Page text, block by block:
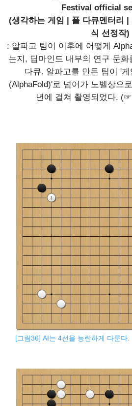
Festival official
(생각하는 게임 | 풀 다큐멘터리
식 선정작)
: 알파고 팀이 이후에 어떻게
는지, 딥마인드 내부의 연구 문
다큐. 알파고를 만든 팀이 '
(AlphaFold)'로 넘어가 노벨상으
년에 걸쳐 촬영되었다.
[그림36] AI는 4선을 능란하게 다룬다.